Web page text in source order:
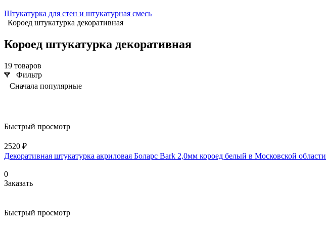
Штукатурка для стен и штукатурная смесь
Короед штукатурка декоративная
Короед штукатурка декоративная
19 товаров
Фильтр
Сначала популярные
Быстрый просмотр
2520 ₽
Декоративная штукатурка акриловая Боларс Bark 2,0мм короед белый в Московской области
0
Заказать
Быстрый просмотр